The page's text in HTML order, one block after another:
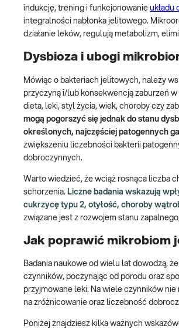
indukcję, trening i funkcjonowanie układu
integralności nabłonka jelitowego.
działanie leków, regulują metabolizm,
Dysbioza i ubogi
Mówiąc o bakteriach jelitowych, należy
przyczyną i/lub konsekwencją zaburzeń w
dieta, leki, styl życia, wiek, choroby czy
mogą pogorszyć się jednak do stanu
określonych, najczęściej patogennych
zwiększeniu liczebności bakterii
dobroczynnych.
Warto wiedzieć, że wciąż rosnąca liczba
schorzenia. Liczne badania wskazują
cukrzycę typu 2, otyłość, choroby
związane jest z rozwojem stanu
Jak poprawić mikrobiom
Badania naukowe od wielu lat dowodzą,
czynników, poczynając od porodu oraz
przyjmowane leki. Na wiele czynników
na zróżnicowanie oraz liczebność
Poniżej znajdziesz kilka ważnych